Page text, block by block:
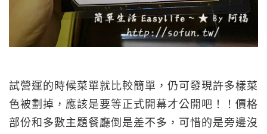
試營運的時候菜單就比較簡單，仍可發現許多樣菜
色被劃掉，應該是要等正式開幕才公開吧！！價格
部份和多數主題餐廳倒是差不多，可惜的是旁邊沒